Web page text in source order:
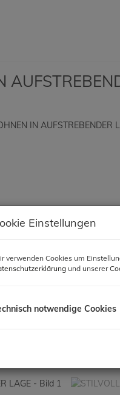
Einstellungen
verwenden Cookies um
und unserer
notwendige Cookies